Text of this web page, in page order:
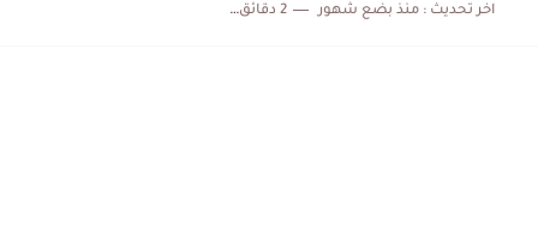
اخر تحديث :منذ بضع شهور 2 دقائق للقراءة